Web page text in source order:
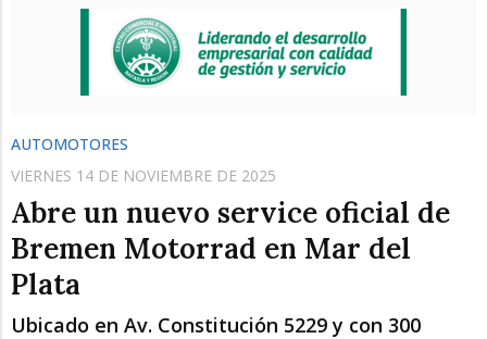
Mín / Máx
Humedad
Presión
Sáb
AUTOMOTORES
VIERNES 14 DE NOVIEMBRE DE 2025
Abre un nuevo service oficial de
Bremen Motorrad en Mar del
Plata
Ubicado en Av. Constitución 5229 y con 300